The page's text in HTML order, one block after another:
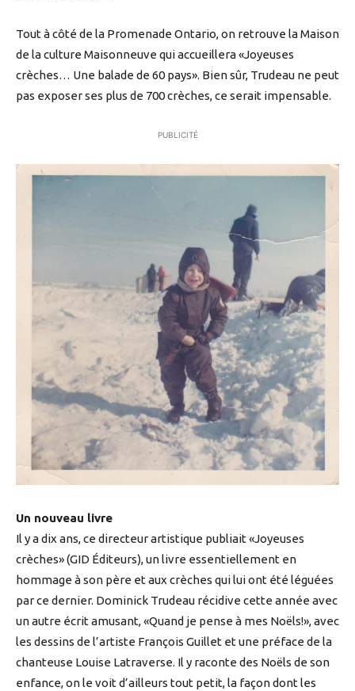
Tout à côté de la Promenade Ontario, on retrouve la Maison
de la culture Maisonneuve qui accueillera «Joyeuses
crèches… Une balade de 60 pays». Bien sûr, Trudeau ne peut
pas exposer ses plus de 700 crèches, ce serait impensable.
PUBLICITÉ
Un nouveau livre
Il y a dix ans, ce directeur artistique publiait «Joyeuses
crèches» (GID Éditeurs), un livre essentiellement en
hommage à son père et aux crèches qui lui ont été léguées
par ce dernier. Dominick Trudeau récidive cette année avec
un autre écrit amusant, «Quand je pense à mes Noëls!», avec
les dessins de l’artiste François Guillet et une préface de la
chanteuse Louise Latraverse. Il y raconte des Noëls de son
enfance, on le voit d’ailleurs tout petit, la façon dont les